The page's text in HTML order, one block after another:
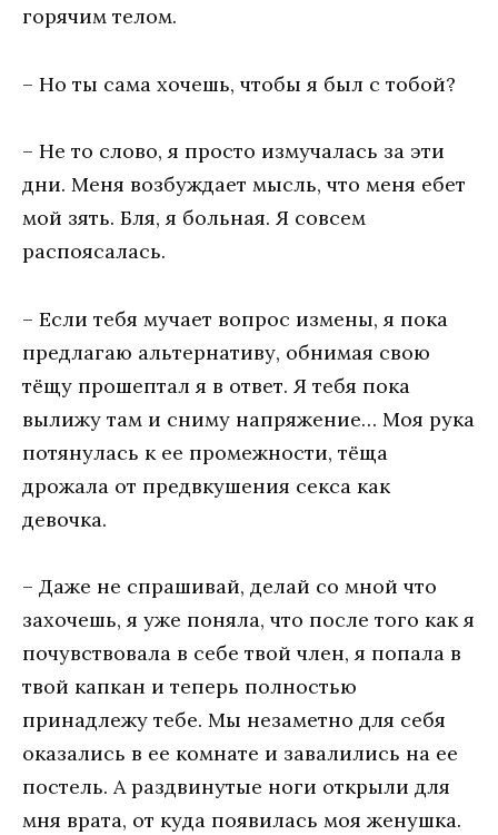
горячим телом.
– Но ты сама хочешь, чтобы я был с тобой?
– Не то слово, я просто измучалась за эти
дни. Меня возбуждает мысль, что меня ебет
мой зять. Бля, я больная. Я совсем
распоясалась.
– Если тебя мучает вопрос измены, я пока
предлагаю альтернативу, обнимая свою
тёщу прошептал я в ответ. Я тебя пока
вылижу там и сниму напряжение… Моя рука
потянулась к ее промежности, тёща
дрожала от предвкушения секса как
девочка.
– Даже не спрашивай, делай со мной что
захочешь, я уже поняла, что после того как я
почувствовала в себе твой член, я попала в
твой капкан и теперь полностью
принадлежу тебе. Мы незаметно для себя
оказались в ее комнате и завалились на ее
постель. А раздвинутые ноги открыли для
мня врата, от куда появилась моя женушка.